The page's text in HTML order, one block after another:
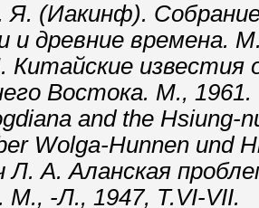
Я. (Иакинф).
и древние времена.
Китайские
Востока. М., 1961.
and the Hsiung-
Wolga-Hunnen und
Л. А. Аланская
-Л., 1947, T.VI-VII.